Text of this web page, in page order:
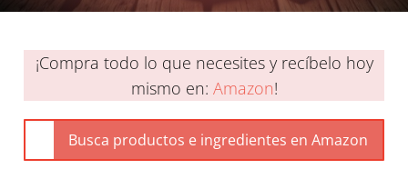
¡Compra todo lo que necesites y recíbelo hoy
mismo en: Amazon!